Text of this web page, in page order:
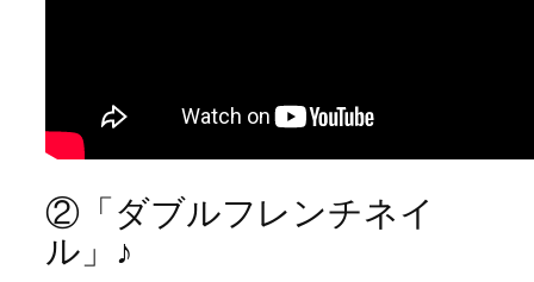
②「ダブルフレンチネイ
ル」♪